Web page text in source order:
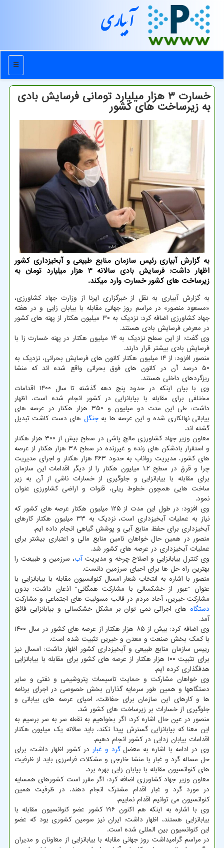
آبیاری
منو
خسارت ۳ هزار میلیارد تومانی فرسایش بادی
به زیرساخت های کشور
به گزارش آبیاری رئیس سازمان منابع طبیعی و آبخیزداری کشور
اظهار داشت: فرسایش بادی سالانه 3 هزار میلیارد تومان به
زیرساخت های کشور خسارت وارد میکند.
به گزارش آبیاری به نقل از خبرگزاری ایرنا از وزارت جهاد کشاورزی،
«مسعود منصور» در مراسم روز جهانی مقابله با بیابان زایی و در هفته
جهاد کشاورزی اضافه کرد: نزدیک به ۳۰ میلیون هکتار از پهنه های کشور
در معرض فرسایش بادی هستند.
وی گفت: از این سطح نزدیک به ۱۴ میلیون هکتار در پهنه خسارت زا با
فرسایش بادی بیشتر قرار دارند.
منصور افزود: از ۱۴ میلیون هکتار کانون های فرسایش بحرانی، نزدیک به
۵۰ درصد آن در کانون های فوق بحرانی واقع شده اند که منشا
ریزگردهای داخلی هستند.
وی با بیان اینکه در حدود پنج دهه گذشته تا سال ۱۴۰۰ اقدامات
مختلفی برای مقابله با بیابانزایی در کشور انجام شده است، اظهار
داشت: طی این مدت دو میلیون و ۳۵۰ هزار هکتار در عرصه های
بیابانی نهالکاری شده و این عرصه ها بهجنگل های دست کاشت تبدیل
گشته اند.
معاون وزیر جهاد کشاورزی مالچ پاشی در سطح بیش از ۳۰۰ هزار هکتار
و استقرار بادشکن های زنده و غیرزنده در سطح ۳۸ هزار هکتار از عرصه
های کشور، مدیریت رواناب به حدود ۴۶۳ هزار هکتار و اجرای مدیریت
چرا و قرق در سطح ۱.۲ میلیون هکتار را از دیگر اقدامات این سازمان
برای مقابله با بیابانزایی و جلوگیری از خسارات ناشی از آن به زیر
ساخت هایی همچون خطوط ریلی، قنوات و اراضی کشاورزی عنوان
نمود.
وی افزود: در طول این مدت از ۱۲۵ میلیون هکتار عرصه های کشور که
نیاز به عملیات آبخیزداری است، نزدیک به ۳۳ میلیون هکتار کارهای
آبخیزداری برای حفظ منابع آبی و پوشش گیاهی انجام داده ایم.
منصور در همین حال خواهان تامین منابع مالی و اعتباری بیشتر برای
عملیات آبخیزداری در عرصه های کشور شد.
وی کنترل بیابانزایی و اصلاح چرخه و مدیریتآب، سرزمین و طبیعت را
بهترین راه حل ها برای احیای سرزمین دانست.
منصور با اشاره به انتخاب شعار امسال کنوانسیون مقابله با بیابانزایی با
عنوان "عبور از خشکسالی با مشارکت همگانی" اذعان داشت: بدون
مشارکت خیرین، آحاد مردم در قالب مسولیت های اجتماعی و مشارکت
دستگاه های اجرائی نمی توان بر مشکل خشکسالی و بیابانزایی فائق
آمد.
وی اضافه کرد: بیش از ۸۵ هزار هکتار از عرصه های کشور در سال ۱۴۰۰
با کمک بخش صنعت و معدن و خیرین تثبیت شده است.
رییس سازمان منابع طبیعی و آبخیزداری کشور اظهار داشت: امسال نیز
برای تثبیت ۱۰۰ هزار هکتار از عرصه های کشور برای مقابله با بیابانزایی
هدفگذاری کرده ایم.
وی خواهان مشارکت و حمایت تاسیسات پتروشیمی و نفتی و سایر
دستگاهها و همین طور سرمایه گذاران بخش خصوصی در اجرای برنامه
ها و کارهای این سازمان برای حفاظت، احیای عرصه های بیابانی و
جلوگیری از خسارات بر زیرساخت های کشور شد.
منصور در عین حال اشاره کرد: اگر بخواهیم به نقطه سر به سر برسیم به
این معنا که بیابانزایی گسترش پیدا نکند، باید سالانه یک میلیون هکتار
اقدامات بیابان زدایی در کشور انجام دهیم.
وی در ادامه با اشاره به معضلگرد و غبار در کشور اظهار داشت: برای
حل مساله گرد و غبار با منشا خارجی و مشکلات فرامرزی باید از ظرفیت
های کنوانسیون مقابله با بیابان زایی بهره برد.
معاون وزیر جهاد کشاورزی اضافه کرد: اگر مقرر است کشورهای همسایه
در مورد گرد و غبار اقدام مشترک انجام دهند، در ظرفیت همین
کنوانسیون می توانیم اقدام نماییم.
وی با اشاره به اینکه هم اکنون ۱۹۶ کشور عضو کنوانسیون مقابله با
بیابانزایی هستند، اظهار داشت: ایران نیز سومین کشوری بود که عضو
این کنوانسیون بین المللی شده است.
در مراسم گرامیداشت روز جهانی مقابله با بیابانزایی از معاونان و مدیران